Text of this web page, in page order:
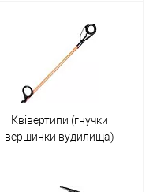
Квівертипи (гнучки
вершинки вудилища)